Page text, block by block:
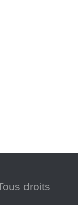
droits